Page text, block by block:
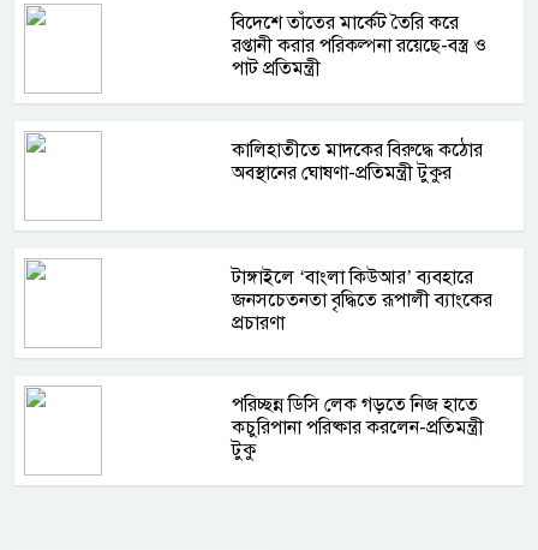
বিদেশে তাঁতের মার্কেট তৈরি করে
রপ্তানী করার পরিকল্পনা রয়েছে-বস্ত্র ও
পাট প্রতিমন্ত্রী
কালিহাতীতে মাদকের বিরুদ্ধে কঠোর
অবস্থানের ঘোষণা-প্রতিমন্ত্রী টুকুর
টাঙ্গাইলে ‘বাংলা কিউআর’ ব্যবহারে
জনসচেতনতা বৃদ্ধিতে রূপালী ব্যাংকের
প্রচারণা
পরিচ্ছন্ন ডিসি লেক গড়তে নিজ হাতে
কচুরিপানা পরিষ্কার করলেন-প্রতিমন্ত্রী
টুকু